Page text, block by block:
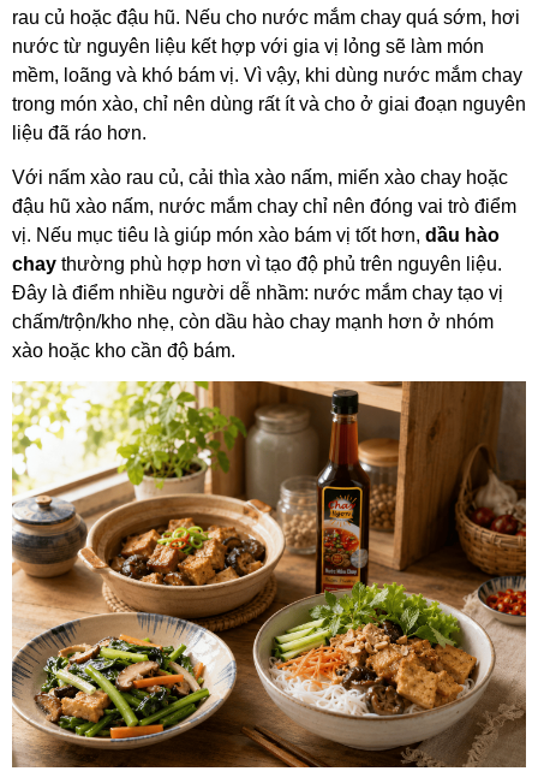
rau củ hoặc đậu hũ. Nếu cho nước mắm chay quá sớm, hơi
nước từ nguyên liệu kết hợp với gia vị lỏng sẽ làm món
mềm, loãng và khó bám vị. Vì vậy, khi dùng nước mắm chay
trong món xào, chỉ nên dùng rất ít và cho ở giai đoạn nguyên
liệu đã ráo hơn.
Với nấm xào rau củ, cải thìa xào nấm, miến xào chay hoặc
đậu hũ xào nấm, nước mắm chay chỉ nên đóng vai trò điểm
vị. Nếu mục tiêu là giúp món xào bám vị tốt hơn, dầu hào
chay thường phù hợp hơn vì tạo độ phủ trên nguyên liệu.
Đây là điểm nhiều người dễ nhầm: nước mắm chay tạo vị
chấm/trộn/kho nhẹ, còn dầu hào chay mạnh hơn ở nhóm
xào hoặc kho cần độ bám.